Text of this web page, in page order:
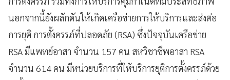
นอกจากนี้ยังผลักดันให้เกิดเครือข่ายการให้บริการและส่งต่อ
การยุติ การตั้งครรภ์ที่ปลอดภัย (RSA) ซึ่งปัจจุบันเครือข่าย
RSA มีแพทย์อาสา จำนวน 157 คน สหวิชาชีพอาสา RSA
จำนวน 614 คน มีหน่วยบริการที่ให้บริการยุติการตั้งครรภ์ด้วย